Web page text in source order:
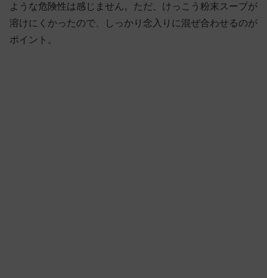
ような危険性は感じません。ただ、けっこう粉末スープが
溶けにくかったので、しっかり念入りに混ぜ合わせるのが
ポイント。